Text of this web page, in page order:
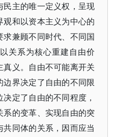
主的唯一定义权，呈现
和以资本主义为中心的
兼顾不同时代、不同国
关系为核心重建自由价
义。自由不可能离开关
界决定了自由的不同限
定了自由的不同程度，
的变革、实现自由的突
同体的关系，因而应当